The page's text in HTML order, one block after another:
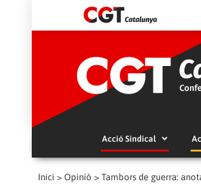
Acció Sindical
Inici > Opinió > Tambors de guerra: